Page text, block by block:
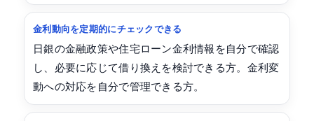
金利動向を定期的にチェックできる
日銀の金融政策や住宅ローン金利情報を自分で確認
し、必要に応じて借り換えを検討できる方。金利変
動への対応を自分で管理できる方。